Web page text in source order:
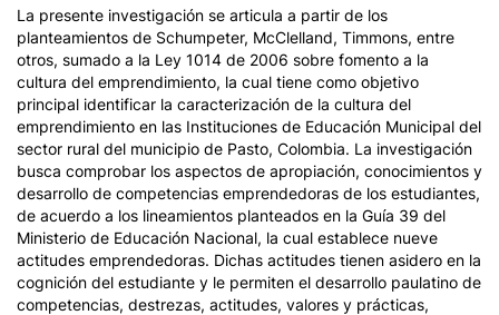
La presente investigación se articula a partir de los
planteamientos de Schumpeter, McClelland, Timmons, entre
otros, sumado a la Ley 1014 de 2006 sobre fomento a la
cultura del emprendimiento, la cual tiene como objetivo
principal identificar la caracterización de la cultura del
emprendimiento en las Instituciones de Educación Municipal del
sector rural del municipio de Pasto, Colombia. La investigación
busca comprobar los aspectos de apropiación, conocimientos y
desarrollo de competencias emprendedoras de los estudiantes,
de acuerdo a los lineamientos planteados en la Guía 39 del
Ministerio de Educación Nacional, la cual establece nueve
actitudes emprendedoras. Dichas actitudes tienen asidero en la
cognición del estudiante y le permiten el desarrollo paulatino de
competencias, destrezas, actitudes, valores y prácticas,